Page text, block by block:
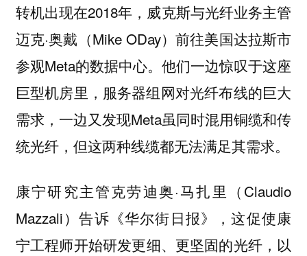
转机出现在2018年，威克斯与光纤业务主管
迈克·奥戴（Mike ODay）前往美国达拉斯市
参观Meta的数据中心。他们一边惊叹于这座
巨型机房里，服务器组网对光纤布线的巨大
需求，一边又发现Meta虽同时混用铜缆和传
统光纤，但这两种线缆都无法满足其需求。
康宁研究主管克劳迪奥·马扎里（Claudio
Mazzali）告诉《华尔街日报》，这促使康
宁工程师开始研发更细、更坚固的光纤，以